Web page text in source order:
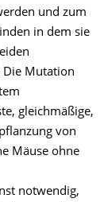
und zum
in dem sie
Die Mutation
gleichmäßige,
von
Mäuse ohne
notwendig,